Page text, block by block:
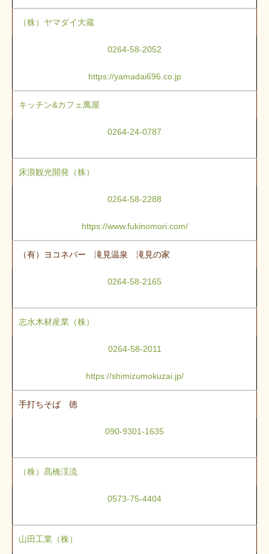
（株）ヤマダイ大蔵
0264-58-2052
https://yamadai696.co.jp
キッチン&カフェ萬屋
0264-24-0787
床浪観光開発（株）
0264-58-2288
https://www.fukinomori.com/
（有）ヨコネバー 滝見温泉 滝見の家
0264-58-2165
志水木材産業（株）
0264-58-2011
https://shimizumokuzai.jp/
手打ちそば 徳
090-9301-1635
（株）髙橋渓流
0573-75-4404
山田工業（株）